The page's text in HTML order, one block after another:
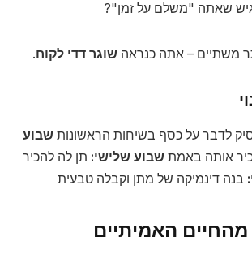
שאתה "משלם על זמן"?
משתיים – אתה כנראה שוגר דדי לקוח.
לדבר על כסף בשיחות הראשונות שבוע
אותה באמת שבוע שלישי: תן לה להכיר
בנה דינמיקה של מתן וקבלה טבעית
האמיתיים